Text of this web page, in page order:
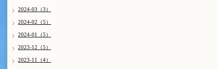
2024-03（3）
2024-02（5）
2024-01（5）
2023-12（5）
2023-11（4）